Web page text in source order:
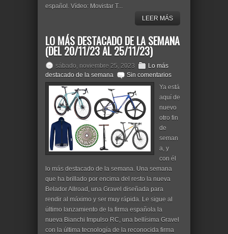
español. Vídeo: Movistar T...
LEER MÁS
LO MÁS DESTACADO DE LA SEMANA
(DEL 20/11/23 AL 25/11/23)
sábado, noviembre 25, 2023
Lo más
destacado de la semana
Sin comentarios
Ya está
aquí de
nuevo
otro fin
de
seman
a, y
con él
lo más destacado de la semana. Una semana
que ha brillado por encima del resto la nueva
Belador Allroad, una Gravel diseñada para
rendir al máximo y ser muy rápida. Le sigue al
último lanzamiento de la firma española la
nueva Bianchi Impulso RC, una bellísima Gravel
con la última tecnología de la reconocida firma